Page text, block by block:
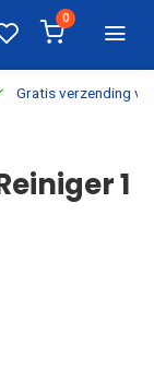
0
Gratis verzending
1